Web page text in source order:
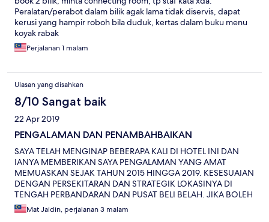
Peralatan/perabot dalam bilik agak lama tidak diservis, dapat
kerusi yang hampir roboh bila duduk, kertas dalam buku menu
koyak rabak
Perjalanan 1 malam
Ulasan yang disahkan
8/10 Sangat baik
22 Apr 2019
PENGALAMAN DAN PENAMBAHBAIKAN
SAYA TELAH MENGINAP BEBERAPA KALI DI HOTEL INI DAN
IANYA MEMBERIKAN SAYA PENGALAMAN YANG AMAT
MEMUASKAN SEJAK TAHUN 2015 HINGGA 2019. KESESUAIAN
DENGAN PERSEKITARAN DAN STRATEGIK LOKASINYA DI
TENGAH PERBANDARAN DAN PUSAT BELI BELAH. JIKA BOLEH
PELBAGAIKAN LAGI JENIS HIDANGAN UNTUK SET SARAPAN
PAGI, PADA MASA SEKARANG SUDAH MEMUASKAN TETAPI
Mat Jaidin, perjalanan 3 malam